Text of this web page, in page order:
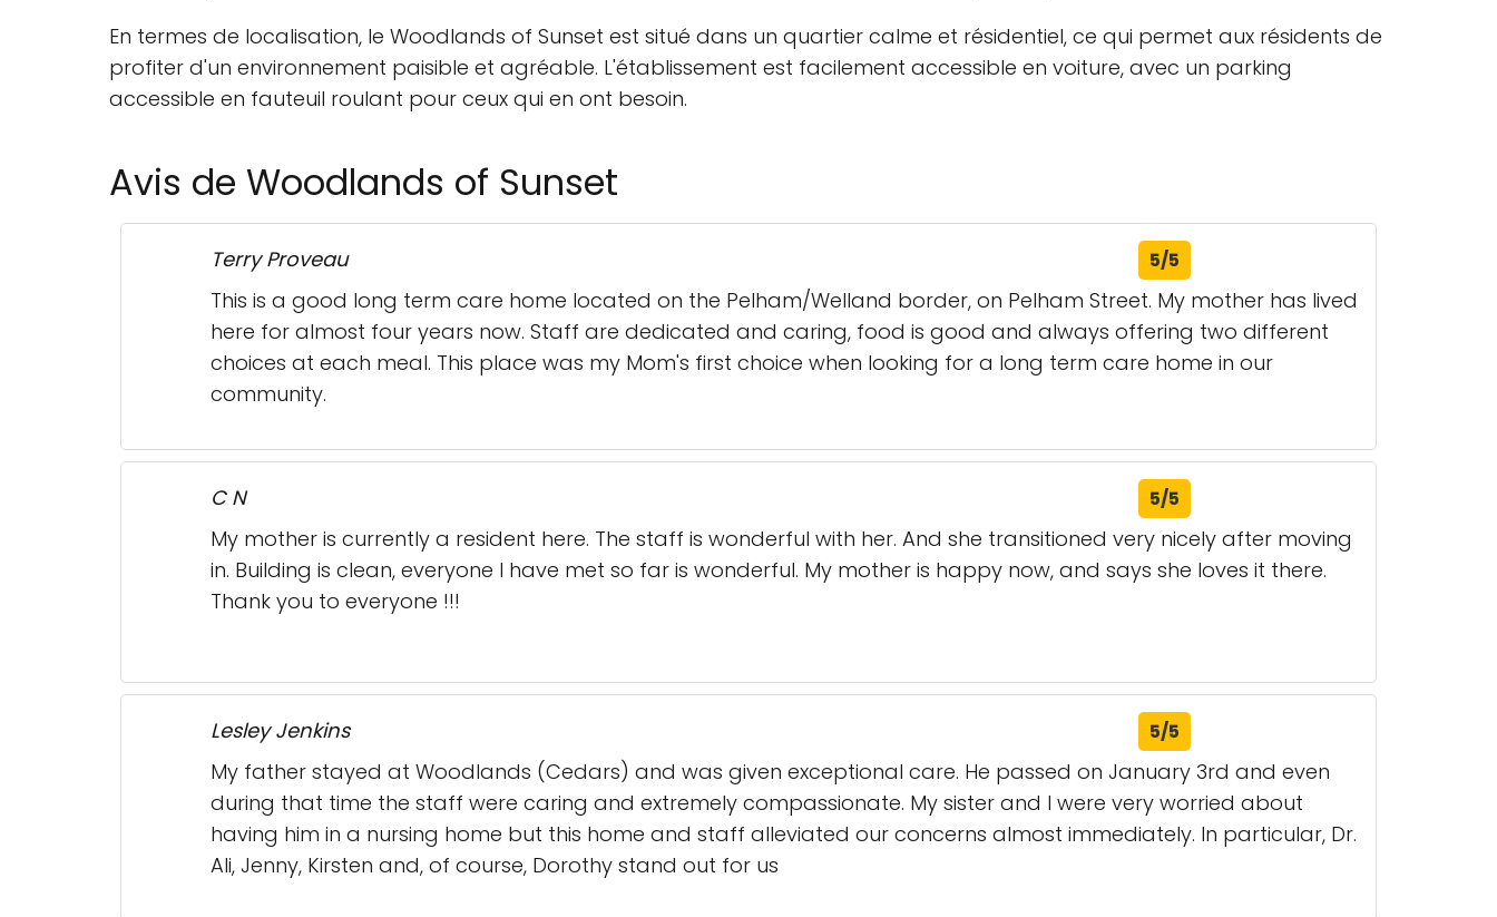
En termes de localisation, le Woodlands of Sunset est situé dans un quartier calme et résidentiel, ce qui permet aux résidents de
profiter d'un environnement paisible et agréable. L'établissement est facilement accessible en voiture, avec un parking
accessible en fauteuil roulant pour ceux qui en ont besoin.
Avis de Woodlands of Sunset
Terry Proveau 5/5
This is a good long term care home located on the Pelham/Welland border, on Pelham Street. My mother has lived
here for almost four years now. Staff are dedicated and caring, food is good and always offering two different
choices at each meal. This place was my Mom's first choice when looking for a long term care home in our
community.
C N 5/5
My mother is currently a resident here. The staff is wonderful with her. And she transitioned very nicely after moving
in. Building is clean, everyone I have met so far is wonderful. My mother is happy now, and says she loves it there.
Thank you to everyone !!!
Lesley Jenkins 5/5
My father stayed at Woodlands (Cedars) and was given exceptional care. He passed on January 3rd and even
during that time the staff were caring and extremely compassionate. My sister and I were very worried about
having him in a nursing home but this home and staff alleviated our concerns almost immediately. In particular, Dr.
Ali, Jenny, Kirsten and, of course, Dorothy stand out for us